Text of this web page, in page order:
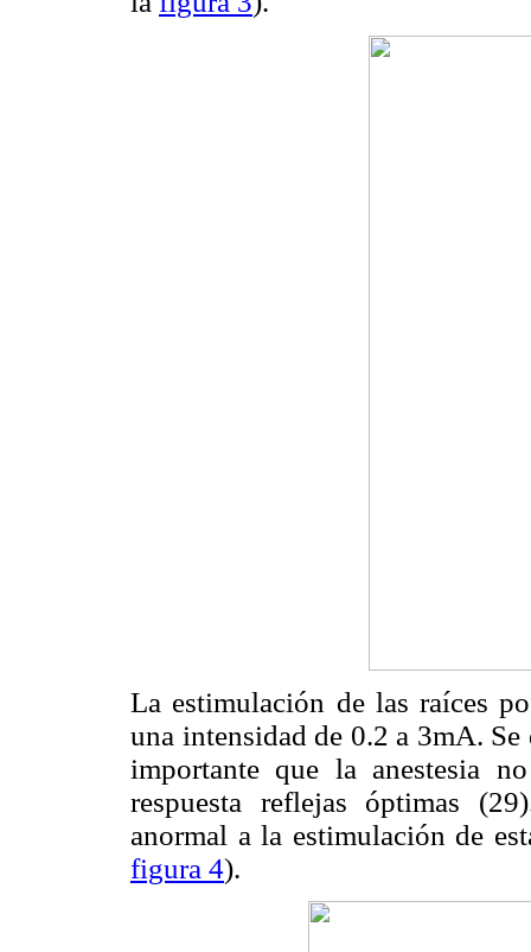
La estimulación de las raíces
una intensidad de 0.2 a 3mA.
importante que la anestesia
respuesta reflejas óptimas
anormal a la estimulación de
figura 4).